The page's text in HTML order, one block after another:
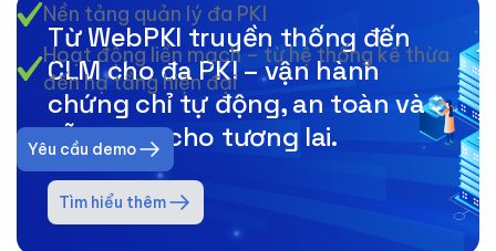
Nền tảng quản lý đa PKI
Hoạt động liền mạch – từ hệ thống kế thừa
đến hạ tầng hiện đại
Yêu cầu demo
Từ WebPKI truyền thống đến
CLM cho đa PKI – vận hành
chứng chỉ tự động, an toàn và
sẵn sàng cho tương lai.
Tìm hiểu thêm